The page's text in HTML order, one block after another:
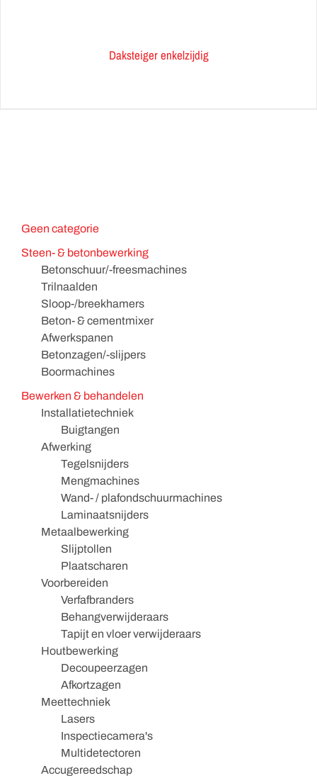
Daksteiger enkelzijdig
Geen categorie
Steen- & betonbewerking
Betonschuur/-freesmachines
Trilnaalden
Sloop-/breekhamers
Beton- & cementmixer
Afwerkspanen
Betonzagen/-slijpers
Boormachines
Bewerken & behandelen
Installatietechniek
Buigtangen
Afwerking
Tegelsnijders
Mengmachines
Wand- / plafondschuurmachines
Laminaatsnijders
Metaalbewerking
Slijptollen
Plaatscharen
Voorbereiden
Verfafbranders
Behangverwijderaars
Tapijt en vloer verwijderaars
Houtbewerking
Decoupeerzagen
Afkortzagen
Meettechniek
Lasers
Inspectiecamera's
Multidetectoren
Accugereedschap